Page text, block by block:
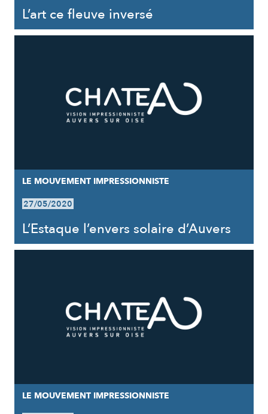
L’art ce fleuve inversé
LE MOUVEMENT IMPRESSIONNISTE
27/05/2020
L’Estaque l’envers solaire d’Auvers
LE MOUVEMENT IMPRESSIONNISTE